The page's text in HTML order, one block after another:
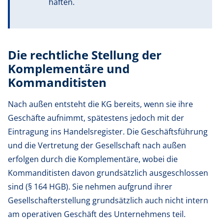
Die rechtliche Stellung der
Komplementäre und
Kommanditisten
Nach außen entsteht die KG bereits, wenn sie ihre
Geschäfte aufnimmt, spätestens jedoch mit der
Eintragung ins Handelsregister. Die Geschäftsführung
und die Vertretung der Gesellschaft nach außen
erfolgen durch die Komplementäre, wobei die
Kommanditisten davon grundsätzlich ausgeschlossen
sind (§ 164 HGB). Sie nehmen aufgrund ihrer
Gesellschafterstellung grundsätzlich auch nicht intern
am operativen Geschäft des Unternehmens teil.